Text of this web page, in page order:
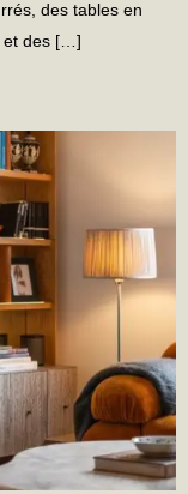
des tables en
et des […]